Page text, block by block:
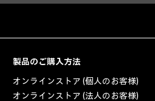
製品のご購入方法
オンラインストア (個人のお客様)
オンラインストア (法人のお客様)